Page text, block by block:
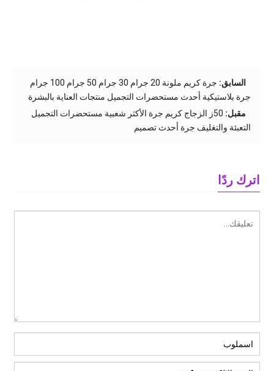
السابق:
جرة كريم ملونة 20 جرام 30 جرام 50 جرام 100 جرام
جرة بلاستيكية أحدث مستحضرات التجميل منتجات العناية بالبشرة
مقبل:
50ز الزجاج كريم جرة الأكثر شعبية مستحضرات التجميل
التعبئة والتغليف جرة أحدث تصميم
اترك ردًا